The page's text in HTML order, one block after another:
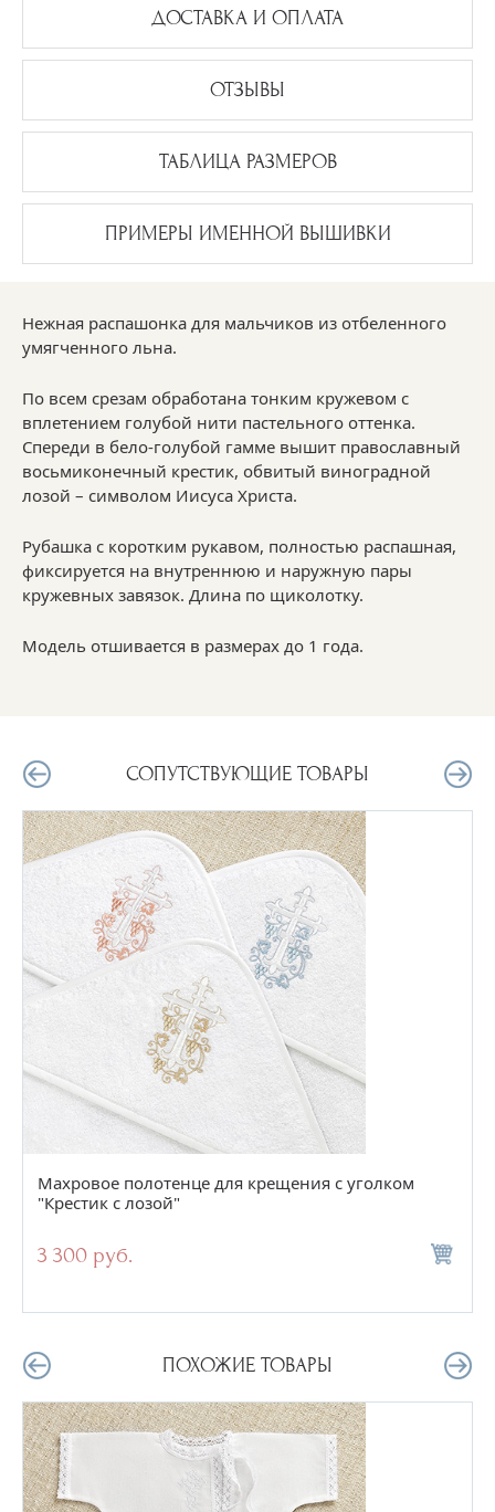
ДОСТАВКА И ОПЛАТА
ПРИМЕРЫ ИМЕННОЙ ВЫШИВКИ
ТАБЛИЦА РАЗМЕРОВ
ОТЗЫВЫ
Нежная распашонка для мальчиков из отбеленного
умягченного льна.
По всем срезам обработана тонким кружевом с
вплетением голубой нити пастельного оттенка.
Спереди в бело-голубой гамме вышит православный
восьмиконечный крестик, обвитый виноградной
лозой – символом Иисуса Христа.
Рубашка с коротким рукавом, полностью распашная,
фиксируется на внутреннюю и наружную пары
кружевных завязок. Длина по щиколотку.
Модель отшивается в размерах до 1 года.
СОПУТСТВУЮЩИЕ ТОВАРЫ
Махровое полотенце для крещения с уголком
"Крестик с лозой"
3 300 руб.
ПОХОЖИЕ ТОВАРЫ